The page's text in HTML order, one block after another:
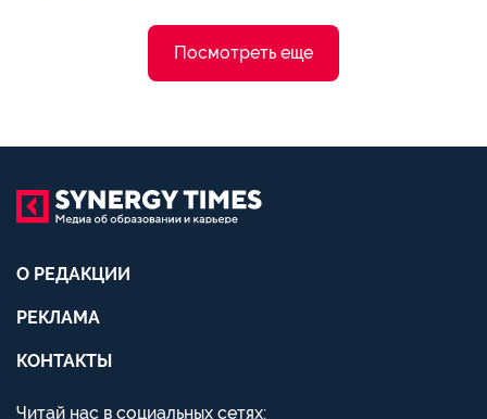
Посмотреть еще
О РЕДАКЦИИ
РЕКЛАМА
КОНТАКТЫ
Читай нас в социальных сетях: